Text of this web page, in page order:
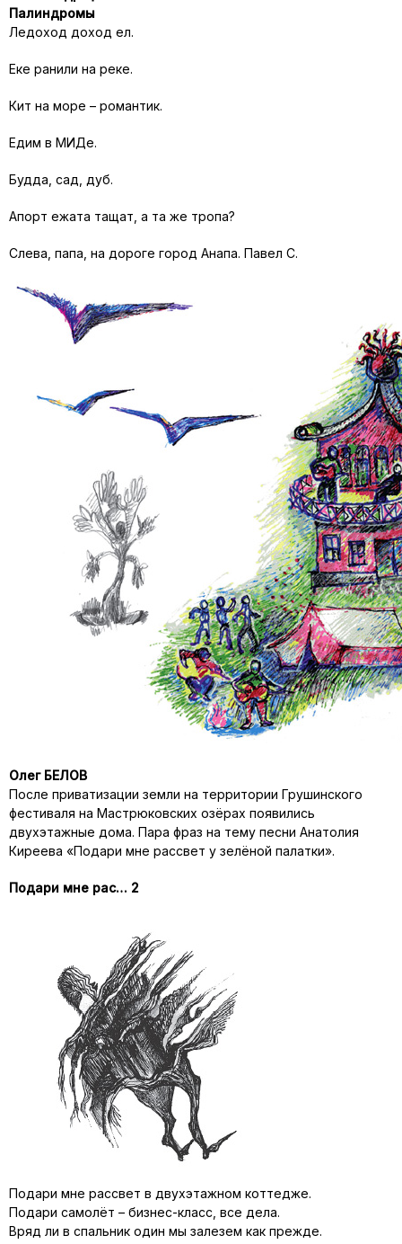
Палиндромы
Ледоход доход ел.
Еке ранили на реке.
Кит на море – романтик.
Едим в МИДе.
Будда, сад, дуб.
Апорт ежата тащат, а та же тропа?
Слева, папа, на дороге город Анапа. Павел С.
Олег БЕЛОВ
После приватизации земли на территории Грушинского
фестиваля на Мастрюковских озёрах появились
двухэтажные дома. Пара фраз на тему песни Анатолия
Киреева «Подари мне рассвет у зелёной палатки».
Подари мне рас… 2
Подари мне рассвет в двухэтажном коттедже.
Подари самолёт – бизнес-класс, все дела.
Вряд ли в спальник один мы залезем как прежде.